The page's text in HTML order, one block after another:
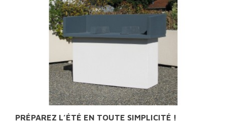
PRÉPAREZ L’ÉTÉ EN TOUTE SIMPLICITÉ !